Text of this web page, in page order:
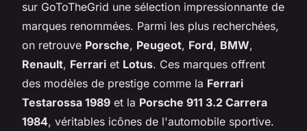
sur GoToTheGrid une sélection impressionnante de
marques renommées. Parmi les plus recherchées,
on retrouve Porsche, Peugeot, Ford, BMW,
Renault, Ferrari et Lotus. Ces marques offrent
des modèles de prestige comme la Ferrari
Testarossa 1989 et la Porsche 911 3.2 Carrera
1984, véritables icônes de l'automobile sportive.